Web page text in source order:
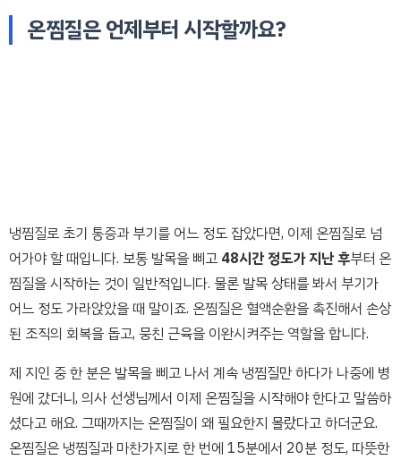
온찜질은 언제부터 시작할까요?
냉찜질로 초기 통증과 부기를 어느 정도 잡았다면, 이제 온찜질로 넘
어가야 할 때입니다. 보통 발목을 삐고 48시간 정도가 지난 후부터 온
찜질을 시작하는 것이 일반적입니다. 물론 발목 상태를 봐서 부기가
어느 정도 가라앉았을 때 말이죠. 온찜질은 혈액순환을 촉진해서 손상
된 조직의 회복을 돕고, 뭉친 근육을 이완시켜주는 역할을 합니다.
제 지인 중 한 분은 발목을 삐고 나서 계속 냉찜질만 하다가 나중에 병
원에 갔더니, 의사 선생님께서 이제 온찜질을 시작해야 한다고 말씀하
셨다고 해요. 그때까지는 온찜질이 왜 필요한지 몰랐다고 하더군요.
온찜질은 냉찜질과 마찬가지로 한 번에 15분에서 20분 정도, 따뜻한